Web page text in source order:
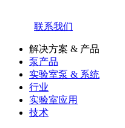
联系我们
解决方案 & 产品
泵产品
实验室泵 & 系统
行业
实验室应用
技术